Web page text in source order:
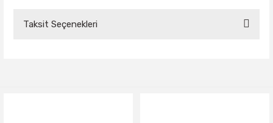
Taksit Seçenekleri